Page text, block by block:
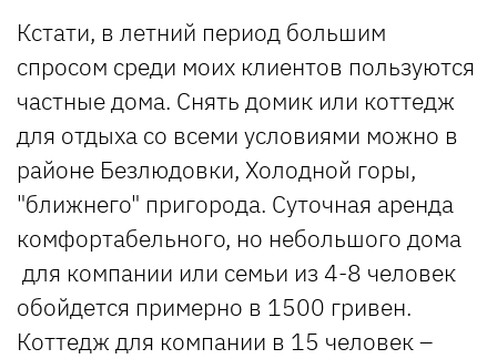
Кстати, в летний период большим
спросом среди моих клиентов пользуются
частные дома. Снять домик или коттедж
для отдыха со всеми условиями можно в
районе Безлюдовки, Холодной горы,
"ближнего" пригорода. Суточная аренда
комфортабельного, но небольшого дома
для компании или семьи из 4-8 человек
обойдется примерно в 1500 гривен.
Коттедж для компании в 15 человек –